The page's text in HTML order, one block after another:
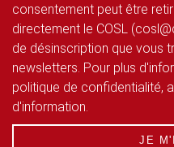
consentement peut être
directement le COSL
de désinscription que vous
newsletters. Pour plus
politique de confidentialité,
d'information.
JE